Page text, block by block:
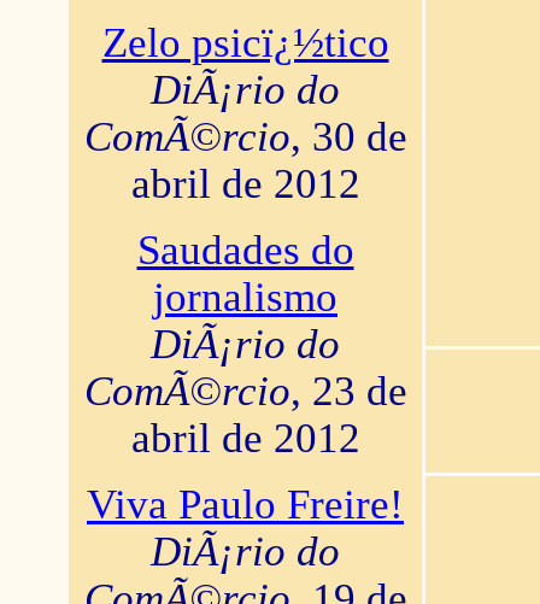
Zelo psicï¿½tico
DiÃ¡rio do
ComÃ©rcio, 30 de
abril de 2012
Saudades do
jornalismo
DiÃ¡rio do
ComÃ©rcio, 23 de
abril de 2012
Viva Paulo Freire!
DiÃ¡rio do